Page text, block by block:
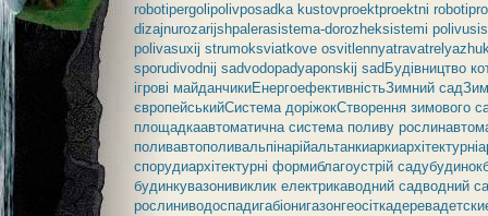
robotipergolipolivposadka kustovproektproektni roboti
dizajnurozarijshpalerаsistema-dorozheksistemi polivu
polivаsuxij strumoksviatkove osvitlennyatravatrelyazh
sporudivodnij sadvodopadyaponskij sad Будівництво
ігрові майданчикиЕнергоефективністьЗимний сад
європейськийСистема доріжокСтворення зимового
площадкаавтоматична система поливу рослин
поливавтополивальпінарійальтанкиаркиархітектурні
спорудиархітектурні формиблагоустрій садубудинок
будинкувазонивиклик електрикаводний садводний
рослиниводоспадигабіонигазонгеосіткадерева